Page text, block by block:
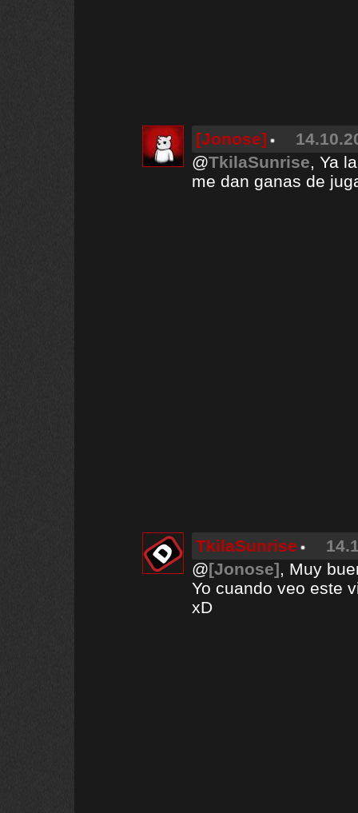
[Jonose]
@TkilaSunrise, Ya
me dan ganas de
TkilaSunrise
@[Jonose], Muy
Yo cuando veo este
xD